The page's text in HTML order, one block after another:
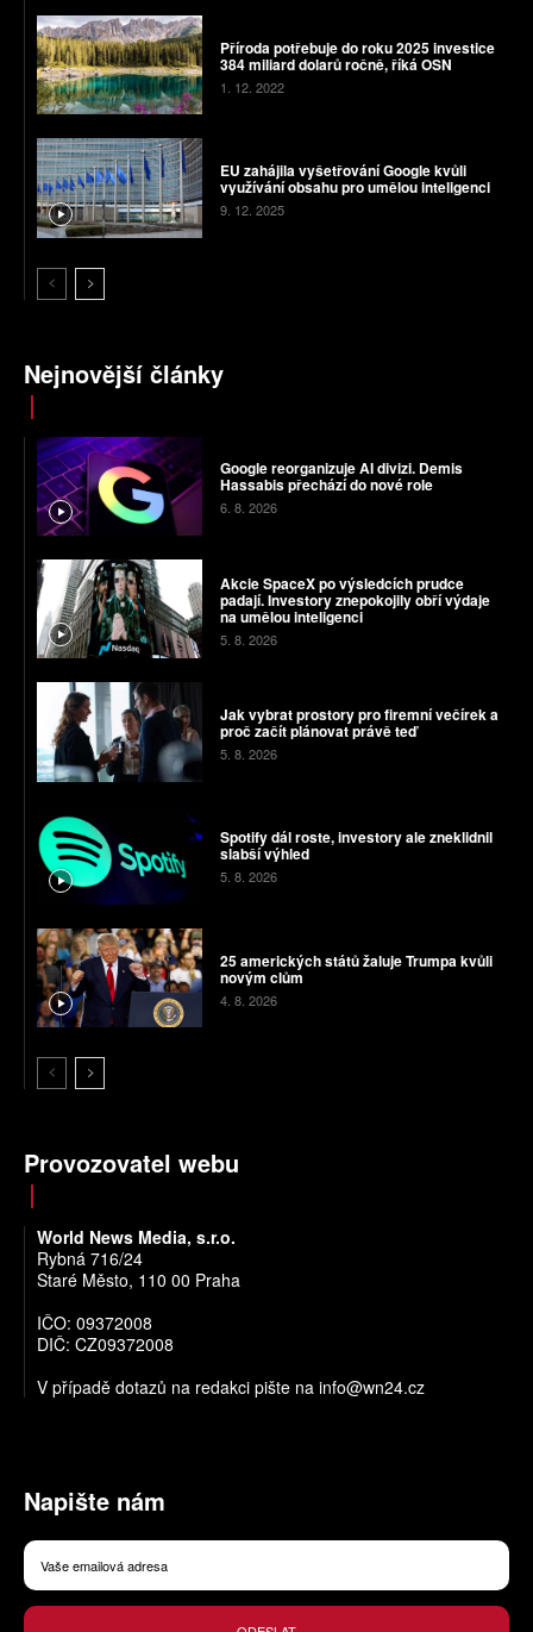
Příroda potřebuje do roku 2025 investice
384 miliard dolarů ročně, říká OSN
1. 12. 2022
EU zahájila vyšetřování Google kvůli
využívání obsahu pro umělou inteligenci
9. 12. 2025
Nejnovější články
Google reorganizuje AI divizi. Demis
Hassabis přechází do nové role
6. 8. 2026
Akcie SpaceX po výsledcích prudce
padají. Investory znepokojily obří výdaje
na umělou inteligenci
5. 8. 2026
Jak vybrat prostory pro firemní večírek a
proč začít plánovat právě teď
5. 8. 2026
Spotify dál roste, investory ale zneklidnil
slabší výhled
5. 8. 2026
25 amerických států žaluje Trumpa kvůli
novým clům
4. 8. 2026
Provozovatel webu
World News Media, s.r.o.
Rybná 716/24
Staré Město, 110 00 Praha
IČO: 09372008
DIČ: CZ09372008
V případě dotazů na redakci pište na info@wn24.cz
Napište nám